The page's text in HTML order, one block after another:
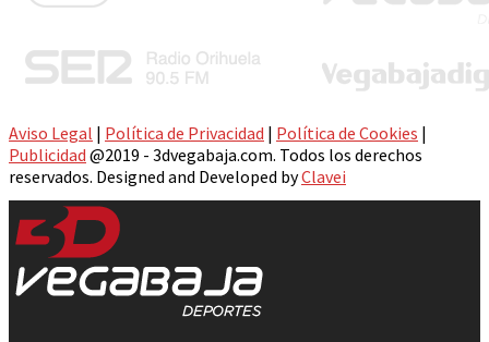
Aviso Legal | Política de Privacidad | Política de Cookies |
Publicidad @2019 - 3dvegabaja.com. Todos los derechos
reservados. Designed and Developed byClavei